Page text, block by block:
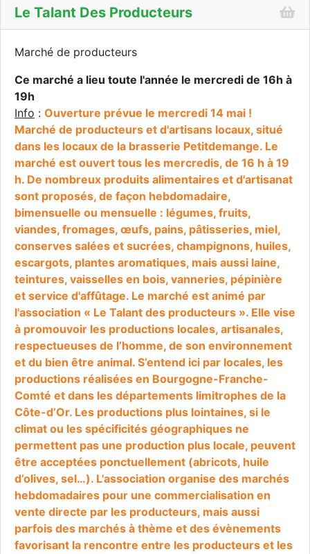
Le Talant Des Producteurs
Marché de producteurs
Ce marché a lieu toute l'année le mercredi de 16h à
19h
Info : Ouverture prévue le mercredi 14 mai !
Marché de producteurs et d'artisans locaux, situé
dans les locaux de la brasserie Petitdemange. Le
marché est ouvert tous les mercredis, de 16 h à 19
h. De nombreux produits alimentaires et d'artisanat
sont proposés, de façon hebdomadaire,
bimensuelle ou mensuelle : légumes, fruits,
viandes, fromages, œufs, pains, pâtisseries, miel,
conserves salées et sucrées, champignons, huiles,
escargots, plantes aromatiques, mais aussi laine,
teintures, vaisselles en bois, vanneries, pépinière
et service d'affûtage. Le marché est animé par
l'association « Le Talant des producteurs ». Elle vise
à promouvoir les productions locales, artisanales,
respectueuses de l’homme, de son environnement
et du bien être animal. S’entend ici par locales, les
productions réalisées en Bourgogne-Franche-
Comté et dans les départements limitrophes de la
Côte-d’Or. Les productions plus lointaines, si le
climat ou les spécificités géographiques ne
permettent pas une production plus locale, peuvent
être acceptées ponctuellement (abricots, huile
d’olives, sel…). L'association organise des marchés
hebdomadaires pour une commercialisation en
vente directe par les producteurs, mais aussi
parfois des marchés à thème et des évènements
favorisant la rencontre entre les producteurs et les